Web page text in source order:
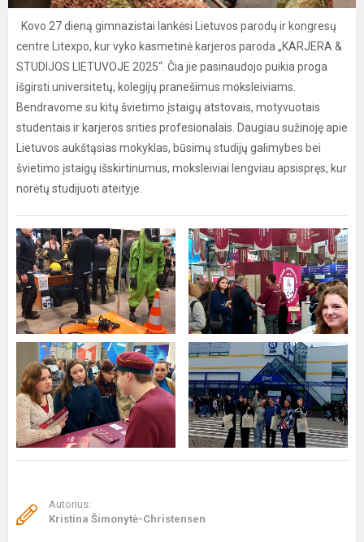
Kovo 27 dieną gimnazistai lankėsi Lietuvos parodų ir kongresų
centre Litexpo, kur vyko kasmetinė karjeros paroda „KARJERA &
STUDIJOS LIETUVOJE 2025“. Čia jie pasinaudojo puikia proga
išgirsti universitetų, kolegijų pranešimus moksleiviams.
Bendravome su kitų švietimo įstaigų atstovais, motyvuotais
studentais ir karjeros srities profesionalais. Daugiau sužinoję apie
Lietuvos aukštąsias mokyklas, būsimų studijų galimybes bei
švietimo įstaigų išskirtinumus, moksleiviai lengviau apsispręs, kur
norėtų studijuoti ateityje.
Autorius:
Kristina Šimonytė-Christensen